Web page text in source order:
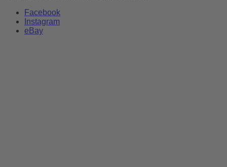
Facebook
Instagram
eBay